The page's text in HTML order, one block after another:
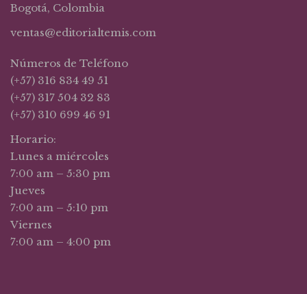
Bogotá, Colombia
ventas@editorialtemis.com
Números de Teléfono
(+57) 316 834 49 51
(+57) 317 504 32 83
(+57) 310 699 46 91
Horario:
Lunes a miércoles
7:00 am – 5:30 pm
Jueves
7:00 am – 5:10 pm
Viernes
7:00 am – 4:00 pm